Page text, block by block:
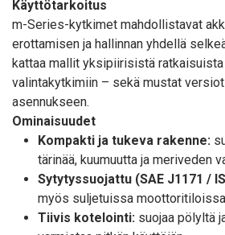
Käyttötarkoitus
m-Series-kytkimet mahdollistavat
erottamisen ja hallinnan yhdellä
kattaa mallit yksipiirisistä
valintakytkimiin – sekä mustat
asennukseen.
Ominaisuudet
Kompakti ja tukeva rakenne:
tärinää, kuumuutta ja meriveden
Sytytyssuojattu (SAE J1171 /
myös suljetuissa
Tiivis kotelointi: suojaa pölyltä